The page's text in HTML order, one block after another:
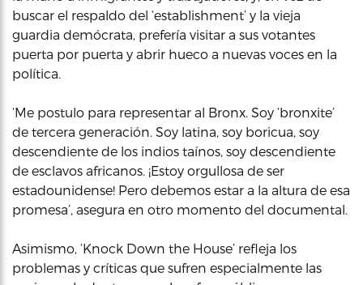
buscar el respaldo del ‘establishment’ y la vieja
guardia demócrata, prefería visitar a sus votantes
puerta por puerta y abrir hueco a nuevas voces en la
política.
‘Me postulo para representar al Bronx. Soy ‘bronxite’
de tercera generación. Soy latina, soy boricua, soy
descendiente de los indios taínos, soy descendiente
de esclavos africanos. ¡Estoy orgullosa de ser
estadounidense! Pero debemos estar a la altura de esa
promesa’, asegura en otro momento del documental.
Asimismo, ‘Knock Down the House’ refleja los
problemas y críticas que sufren especialmente las